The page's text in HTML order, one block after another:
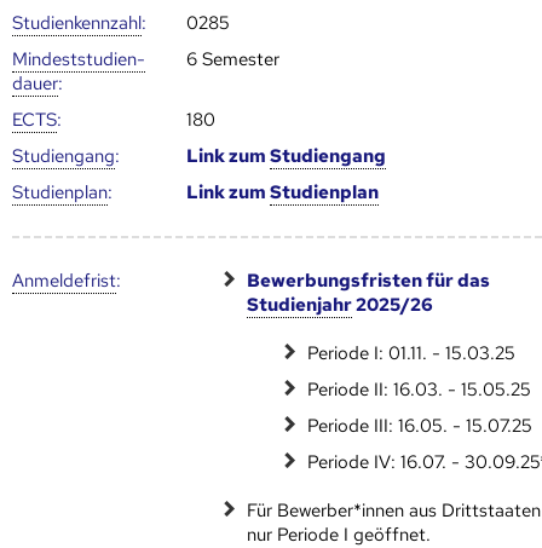
Studien­kenn­zahl:
0285
Mindest­studien­
dauer:
6 Semester
ECTS:
180
Studien­gang: Link zumStudien­gang
Studien­plan: Link zumStudien­plan
Anmelde­frist:
Bewerbungsfristen für das
Studienjahr2025/26
Periode I: 01.11. - 15.03.25
Periode II: 16.03. - 15.05.25
Periode III: 16.05. - 15.07.25
Periode IV: 16.07. -
Für Bewerber*innen aus
nur Periode I geöffnet.